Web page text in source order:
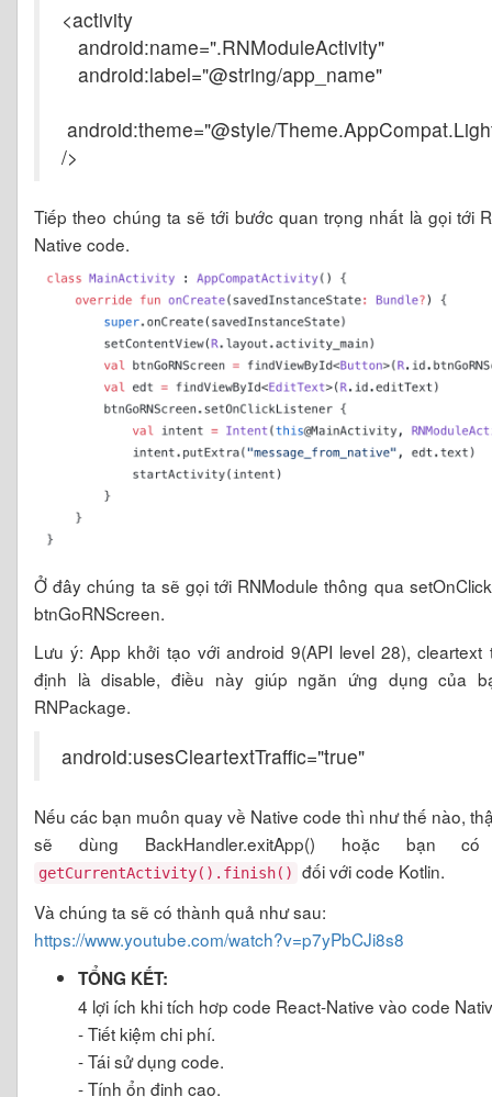
<activity
android:name=".RNModuleActivity"
android:label="@string/app_name"
android:theme="@style/
/>
Tiếp theo chúng ta sẽ tới bước quan trọng nhất là gọi tới
Native code.
Ở đây chúng ta sẽ gọi tới RNModule thông qua
btnGoRNScreen.
Lưu ý: App khởi tạo với android 9(API level 28),
định là disable, điều này giúp ngăn ứng dụng của
RNPackage.
android:usesCleartextTraffic="true"
Nếu các bạn muôn quay về Native code thì như thế nào,
sẽ dùng BackHandler.exitApp() hoặc bạn
getCurrentActivity().finish()
đối với code Kotlin.
Và chúng ta sẽ có thành quả như sau:
https://www.youtube.com/watch?v=p7yPbCJi8s8
TỔNG KẾT:
4 lợi ích khi tích hơp code React-Native vào code
- Tiết kiệm chi phí.
- Tái sử dụng code.
- Tính ổn định cao.